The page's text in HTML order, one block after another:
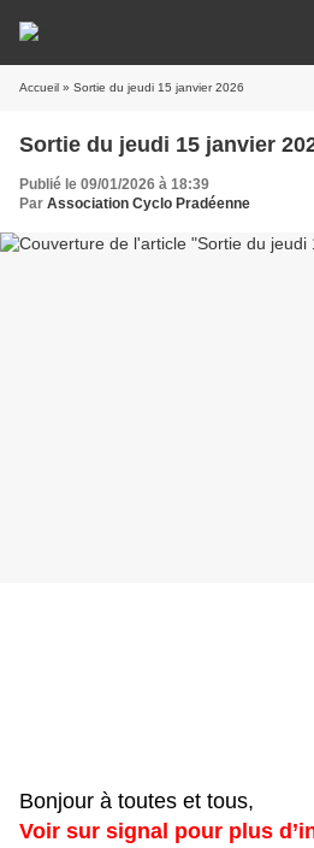
Accueil » Sortie du jeudi 15 janvier 2026
Sortie du jeudi 15 janvier
Publié le 09/01/2026 à 18:39
Par Association Cyclo Pradéenne
Bonjour à toutes et tous,
Voir sur signal pour plus